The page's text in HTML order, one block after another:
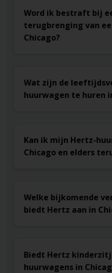
Word ik bestraft bij
terugbrenging van
Chicago?
Wat zijn de
huurwagen te huren
Kan ik mijn Hertz-
Chicago en elders
Welke bijkomende
biedt Hertz aan in
Biedt Hertz
huurwagens in